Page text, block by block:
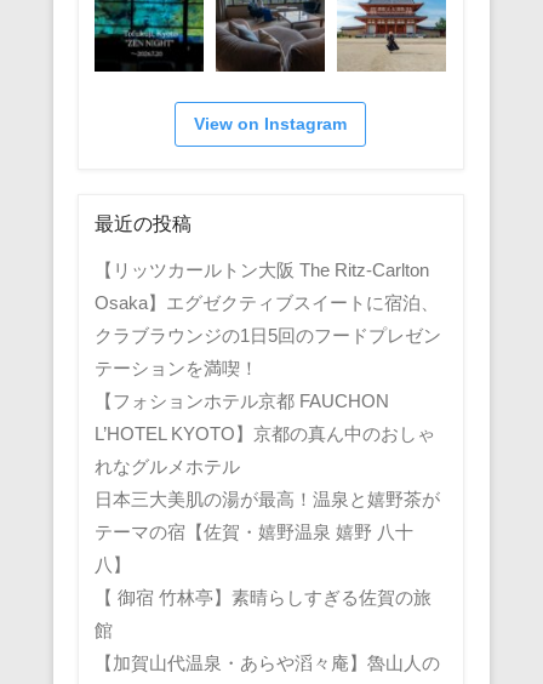
View on Instagram
最近の投稿
【リッツカールトン大阪 The Ritz-Carlton
Osaka】エグゼクティブスイートに宿泊、
クラブラウンジの1日5回のフードプレゼン
テーションを満喫！
【フォションホテル京都 FAUCHON
L’HOTEL KYOTO】京都の真ん中のおしゃ
れなグルメホテル
日本三大美肌の湯が最高！温泉と嬉野茶が
テーマの宿【佐賀・嬉野温泉 嬉野 八十
八】
【 御宿 竹林亭】素晴らしすぎる佐賀の旅
館
【加賀山代温泉・あらや滔々庵】魯山人の